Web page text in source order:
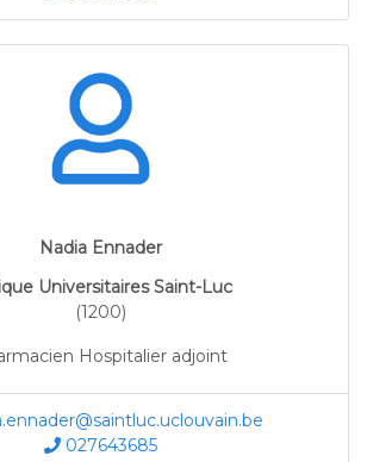
Nadia Ennader
Universitaires Saint-Luc
(1200)
Hospitalier adjoint
027643685